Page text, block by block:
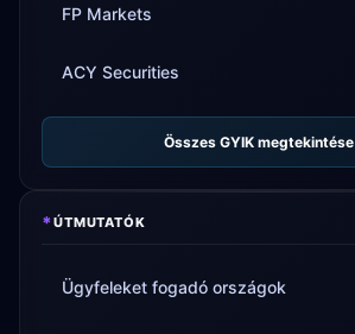
FP Markets
ACY Securities
Összes GYIK megtekintése
*ÚTMUTATÓK
Ügyfeleket fogadó országok